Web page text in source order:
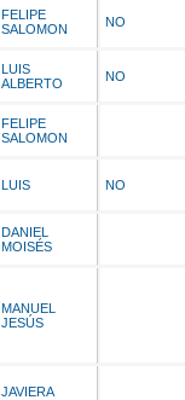
FELIPE
SALOMON
NO
LUIS
ALBERTO
NO
FELIPE
SALOMON
LUIS NO
DANIEL
MOISÉS
MANUEL
JESÚS
JAVIERA